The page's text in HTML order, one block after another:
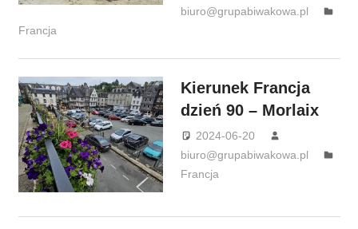
biuro@grupabiwakowa.pl
Francja
Kierunek Francja
dzień 90 – Morlaix
2024-06-20
biuro@grupabiwakowa.pl
Francja